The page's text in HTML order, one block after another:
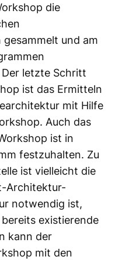
die
und am
letzte Schritt
ist das Ermitteln
mit Hilfe
Auch das
ist in
festzuhalten. Zu
ist vielleicht die
Architektur-
notwendig ist,
existierende
kann der
mit den